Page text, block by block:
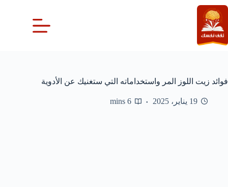
التجاوز
إلى
المحتوى
فوائد زيت اللوز المر واستخداماته التي ستغنيك عن الأدوية
19 يناير، 2025 6 mins